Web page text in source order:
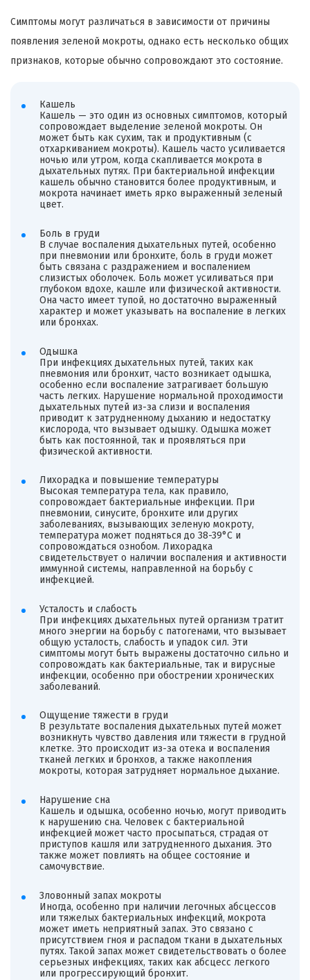
Симптомы могут различаться в зависимости от причины
появления зеленой мокроты, однако есть несколько общих
признаков, которые обычно сопровождают это состояние.
Кашель
Кашель — это один из основных симптомов, который
сопровождает выделение зеленой мокроты. Он
может быть как сухим, так и продуктивным (с
отхаркиванием мокроты). Кашель часто усиливается
ночью или утром, когда скапливается мокрота в
дыхательных путях. При бактериальной инфекции
кашель обычно становится более продуктивным, и
мокрота начинает иметь ярко выраженный зеленый
цвет.
Боль в груди
В случае воспаления дыхательных путей, особенно
при пневмонии или бронхите, боль в груди может
быть связана с раздражением и воспалением
слизистых оболочек. Боль может усиливаться при
глубоком вдохе, кашле или физической активности.
Она часто имеет тупой, но достаточно выраженный
характер и может указывать на воспаление в легких
или бронхах.
Одышка
При инфекциях дыхательных путей, таких как
пневмония или бронхит, часто возникает одышка,
особенно если воспаление затрагивает большую
часть легких. Нарушение нормальной проходимости
дыхательных путей из-за слизи и воспаления
приводит к затрудненному дыханию и недостатку
кислорода, что вызывает одышку. Одышка может
быть как постоянной, так и проявляться при
физической активности.
Лихорадка и повышение температуры
Высокая температура тела, как правило,
сопровождает бактериальные инфекции. При
пневмонии, синусите, бронхите или других
заболеваниях, вызывающих зеленую мокроту,
температура может подняться до 38-39°C и
сопровождаться ознобом. Лихорадка
свидетельствует о наличии воспаления и активности
иммунной системы, направленной на борьбу с
инфекцией.
Усталость и слабость
При инфекциях дыхательных путей организм тратит
много энергии на борьбу с патогенами, что вызывает
общую усталость, слабость и упадок сил. Эти
симптомы могут быть выражены достаточно сильно и
сопровождать как бактериальные, так и вирусные
инфекции, особенно при обострении хронических
заболеваний.
Ощущение тяжести в груди
В результате воспаления дыхательных путей может
возникнуть чувство давления или тяжести в грудной
клетке. Это происходит из-за отека и воспаления
тканей легких и бронхов, а также накопления
мокроты, которая затрудняет нормальное дыхание.
Нарушение сна
Кашель и одышка, особенно ночью, могут приводить
к нарушению сна. Человек с бактериальной
инфекцией может часто просыпаться, страдая от
приступов кашля или затрудненного дыхания. Это
также может повлиять на общее состояние и
самочувствие.
Зловонный запах мокроты
Иногда, особенно при наличии легочных абсцессов
или тяжелых бактериальных инфекций, мокрота
может иметь неприятный запах. Это связано с
присутствием гноя и распадом ткани в дыхательных
путях. Такой запах может свидетельствовать о более
серьезных инфекциях, таких как абсцесс легкого
или прогрессирующий бронхит.